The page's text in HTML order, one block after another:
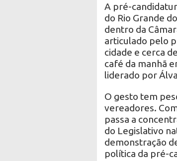
A pré-
do Rio Grande
dentro da
articulado pelo
cidade e cerca
café da manhã
liderado por
O gesto tem
vereadores.
passa a
do Legislativo
demonstração
política da pré-